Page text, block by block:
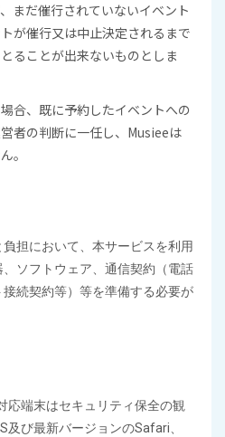
まだ催行されていないイベント
が催行又は中止決定されるまで
ることが出来ないものとしま
合、既に予約したイベントへの
者の判断に一任し、Musieeは
。
担において、本サービスを利用
ソフトウェア、通信契約（電話
続契約等）等を準備する必要が
応端末はセキュリティ保全の観
及び最新バージョンのSafari、